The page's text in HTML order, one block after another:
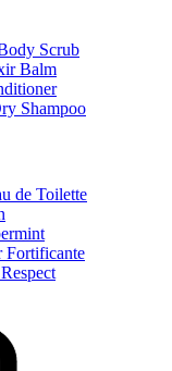
Scrub
Balm
Shampoo
de Toilette